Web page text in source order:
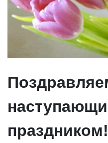
праздником!